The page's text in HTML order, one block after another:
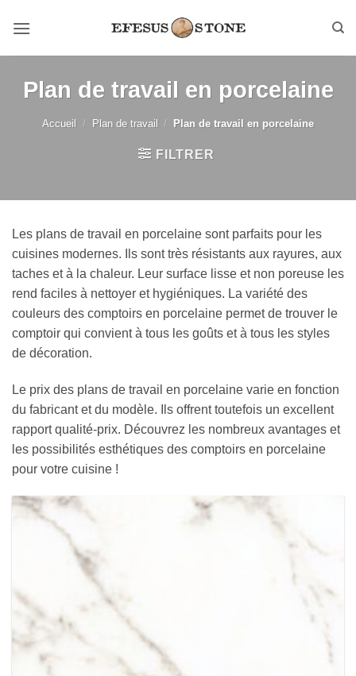
Plan de travail en porcelaine
Accueil / Plan de travail / Plan de travail en porcelaine
FILTRER
Les plans de travail en porcelaine sont parfaits pour les
cuisines modernes. Ils sont très résistants aux rayures, aux
taches et à la chaleur. Leur surface lisse et non poreuse les
rend faciles à nettoyer et hygiéniques. La variété des
couleurs des comptoirs en porcelaine permet de trouver le
comptoir qui convient à tous les goûts et à tous les styles
de décoration.
Le prix des plans de travail en porcelaine varie en fonction
du fabricant et du modèle. Ils offrent toutefois un excellent
rapport qualité-prix. Découvrez les nombreux avantages et
les possibilités esthétiques des comptoirs en porcelaine
pour votre cuisine !